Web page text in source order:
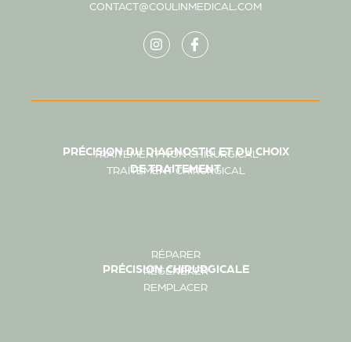
CONTACT@COULINMEDICAL.COM
PRÉCISION DU DIAGNOSTIC ET DU CHOIX
DE TRAITEMENT
TRAITEMENT NON CHIRURGICAL
TRAITEMENT CHIRURGICAL
PRÉCISION CHIRURGICALE
RÉPARER
RÉGÉNÉRER
REMPLACER